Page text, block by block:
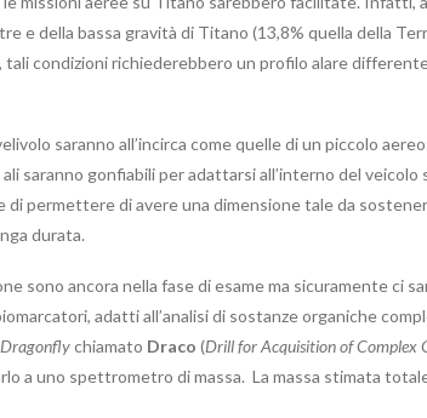
e della bassa gravità di Titano (13,8% quella della
condizioni richiederebbero un profilo alare
saranno all’incirca come quelle di un piccolo
saranno gonfiabili per adattarsi all’interno del
permettere di avere una dimensione tale da
durata.
sono ancora nella fase di esame ma sicuramente ci
adatti all’analisi di sostanze organiche
Dragonflychiamato Draco (Drill for Acquisition of Complex
a uno spettrometro di massa. La massa stimata